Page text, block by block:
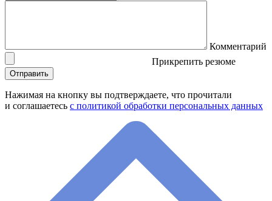
Комментарий
Прикрепить резюме
Нажимая на кнопку вы подтверждаете, что прочитали
и соглашаетесь с политикой обработки персональных данных